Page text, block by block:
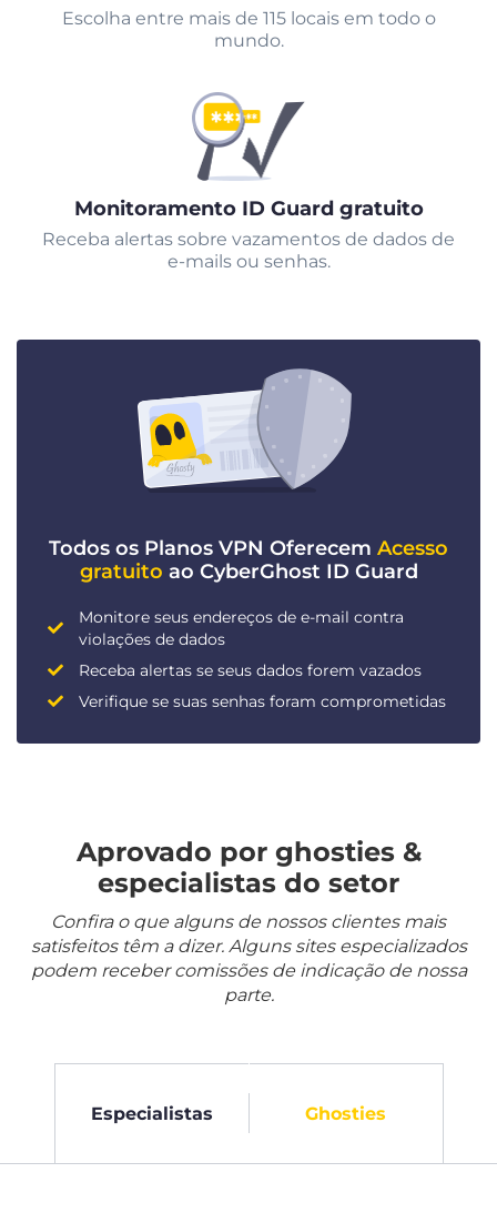
Escolha entre mais de 115 locais em todo o
mundo.
Monitoramento ID Guard gratuito
Receba alertas sobre vazamentos de dados de
e-mails ou senhas.
Todos os Planos VPN Oferecem Acesso
gratuito ao CyberGhost ID Guard
Monitore seus endereços de e-mail contra
violações de dados
Receba alertas se seus dados forem vazados
Verifique se suas senhas foram comprometidas
Aprovado por ghosties &
especialistas do setor
Confira o que alguns de nossos clientes mais
satisfeitos têm a dizer. Alguns sites especializados
podem receber comissões de indicação de nossa
parte.
Especialistas Ghosties